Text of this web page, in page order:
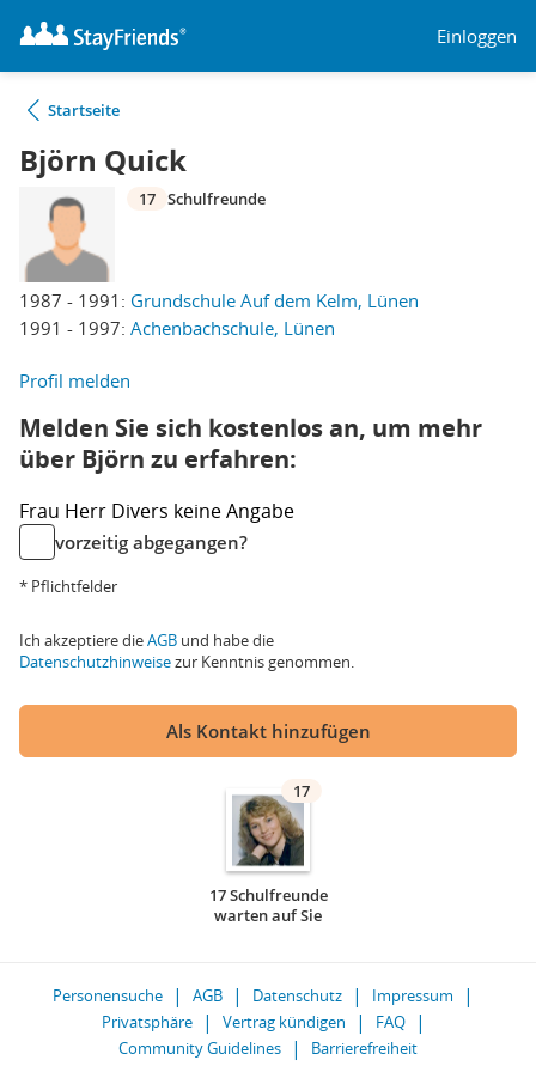
Einloggen
Startseite
Björn Quick
1987 - 1991: Grundschule Auf dem Kelm, Lünen
1991 - 1997: Achenbachschule, Lünen
17 Schulfreunde
Profil melden
Melden Sie sich kostenlos an, um mehr
über Björn zu erfahren:
Frau Herr Divers keine Angabe
vorzeitig abgegangen?
* Pflichtfelder
Ich akzeptiere dieAGB und habe die
Datenschutzhinweisezur Kenntnis genommen.
Als Kontakt hinzufügen
17
17 Schulfreunde
warten auf Sie
Personensuche AGB Datenschutz
Impressum
Privatsphäre
Vertrag kündigen
FAQ
Community Guidelines
Barrierefreiheit